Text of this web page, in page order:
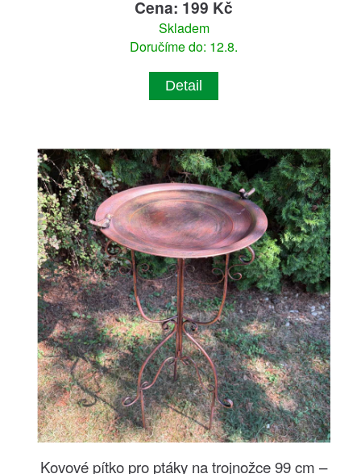
Cena: 199 Kč
Skladem
Doručíme do: 12.8.
Detail
Kovové pítko pro ptáky na trojnožce 99 cm –